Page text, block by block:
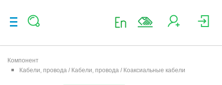
Компонент
Кабели, провода / Кабели, провода / Коаксиальные кабели